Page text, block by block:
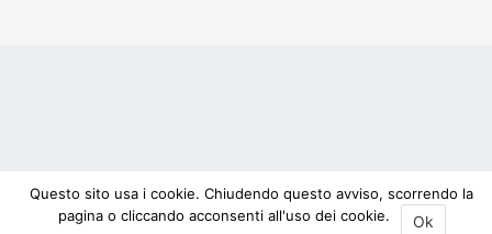
Questo sito usa i cookie. Chiudendo questo avviso, scorrendo la
pagina o cliccando acconsenti all'uso dei cookie.
Ok